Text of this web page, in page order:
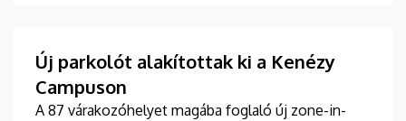
Új parkolót alakítottak ki a Kenézy
Campuson
A 87 várakozóhelyet magába foglaló új zone-in-